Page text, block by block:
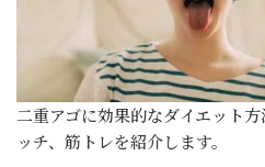
二重アゴに効果的なダイエット
ッチ、筋トレを紹介します。